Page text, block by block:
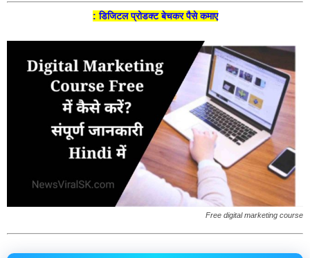
: डिजिटल प्रोडक्ट बेचकर पैसे कमाए
Free digital marketing course